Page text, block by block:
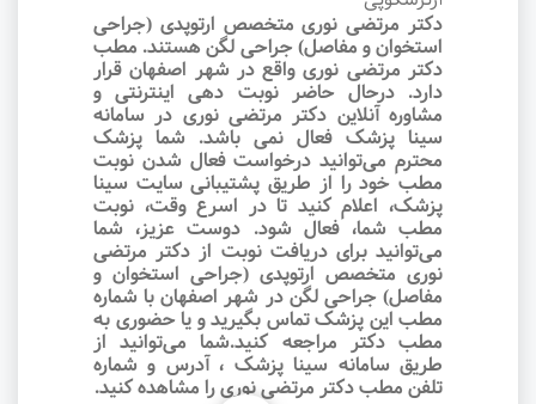
دکتر مرتضی نوری متخصص ارتوپدی (جراحی
استخوان و مفاصل) جراحی لگن هستند. مطب
دکتر مرتضی نوری واقع در شهر اصفهان قرار
دارد. درحال حاضر نوبت‌ دهی اینترنتی و
مشاوره آنلاین دکتر مرتضی نوری در سامانه
سینا پزشک فعال نمی باشد. شما پزشک
محترم می‌توانید درخواست فعال شدن نوبت
مطب خود را از طریق پشتیبانی سایت سینا
پزشک، اعلام کنید تا در اسرع وقت‌، نوبت
مطب شما، فعال شود. دوست عزیز، شما
می‌توانید برای دریافت نوبت از دکتر مرتضی
نوری متخصص ارتوپدی (جراحی استخوان و
مفاصل) جراحی لگن در شهر اصفهان با شماره
مطب این پزشک تماس بگیرید و یا حضوری به
مطب دکتر مراجعه کنید.شما می‌توانید از
طریق سامانه سینا پزشک ، آدرس و شماره
تلفن مطب دکتر مرتضی نوری را مشاهده کنید.